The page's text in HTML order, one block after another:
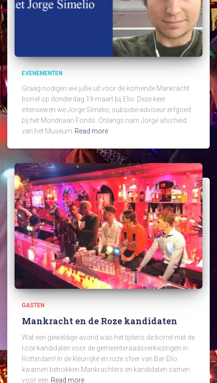
EVENEMENTEN
Graag nodigen we jullie uit voor de komende Mankracht
borrel op donderdag 19 maart bij Elio. Deze keer
interviewen we Jorge Simelio, subsidie-adviseur erfgoed
bij het Mondriaan Fonds. Onlangs nam Jorge afscheid
van het Museum Read more
GASTEN
Mankracht en de Roze kandidaten
Wat een geweldige avond was het tijdens de borrel met de
roze kandidaten voor de gemeenteraadsverkiezingen in
Rotterdam! In de kleurrijke en roze sfeer van Bar Elio
kwamen betrokken Mankrachters en kandidaten samen
voor een Read more